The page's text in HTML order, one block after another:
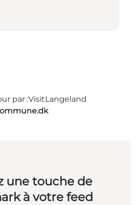
par :VisitLangeland
une touche de
à votre feed